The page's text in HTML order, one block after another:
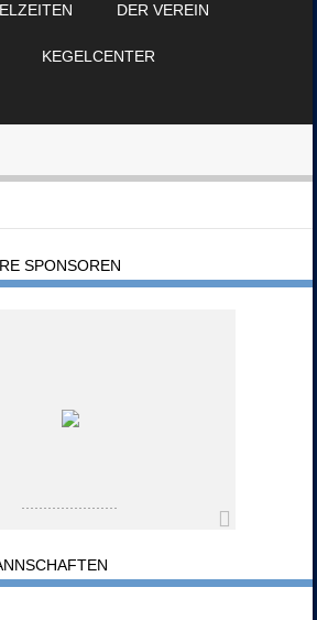
DER VEREIN
KEGELCENTER
SPONSOREN